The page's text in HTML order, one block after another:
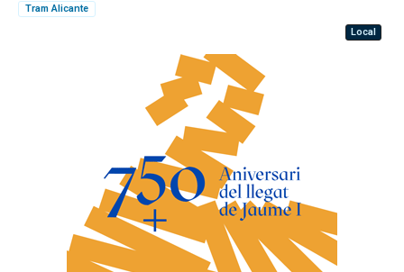
Tram Alicante
Local